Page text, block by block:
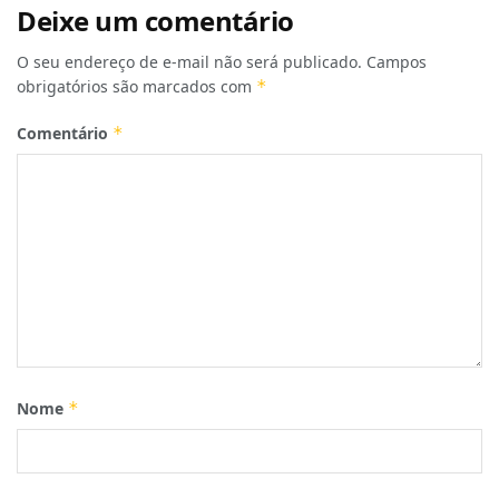
Deixe um comentário
O seu endereço de e-mail não será publicado. Campos
obrigatórios são marcados com *
Comentário *
Nome *